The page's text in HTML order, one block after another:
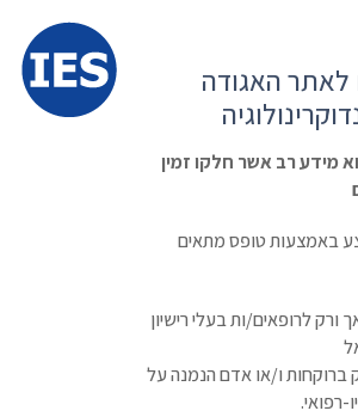
כניסת חברים
»
לאתר האגודה
מידע רב אשר חלקו זמין
באמצעות טופס מתאים
ורק לרופאים/ות בעלי רישיון
ברוקחות ו/או אדם הנמנה על
רפואי.